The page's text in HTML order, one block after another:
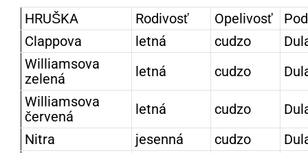
HRUŠKA Rodivosť Opelivosť
Clappova
letná cudzo
Williamsova
zelená
letná cudzo
Williamsova
červená
letná cudzo
Nitra
jesenná cudzo